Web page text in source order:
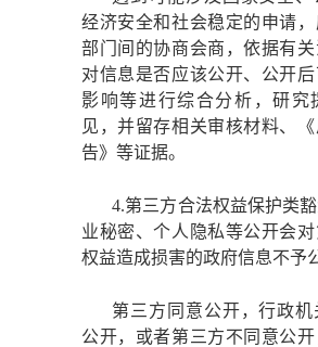
经济安全和社会稳定的申请
部门间的协商会商，依据有关
对信息是否应该公开、公开
影响等进行综合分析，研究
见，并留存相关审核材料、
告》等证据。
4.第三方合法权益保护类
业秘密、个人隐私等公开会
权益造成损害的政府信息不予
第三方同意公开，行政机
公开，或者第三方不同意公